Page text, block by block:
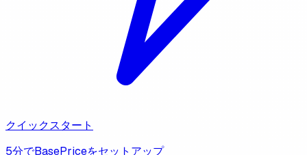
クイックスタート
5分でBasePriceをセットアップ